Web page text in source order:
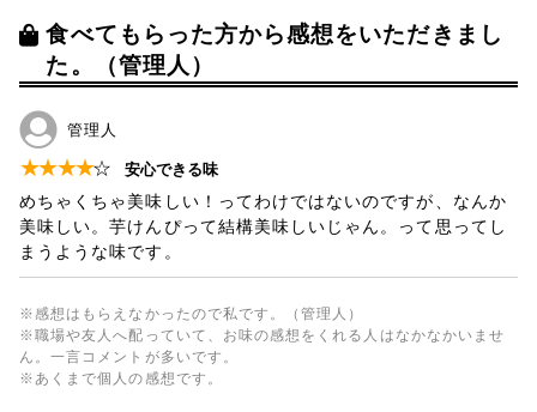
食べてもらった方から感想をいただきまし
た。（管理人）
管理人
★★★★☆ 安心できる味
めちゃくちゃ美味しい！ってわけではないのですが、なんか
美味しい。芋けんぴって結構美味しいじゃん。って思ってし
まうような味です。
※感想はもらえなかったので私です。（管理人）
※職場や友人へ配っていて、お味の感想をくれる人はなかなかいませ
ん。一言コメントが多いです。
※あくまで個人の感想です。